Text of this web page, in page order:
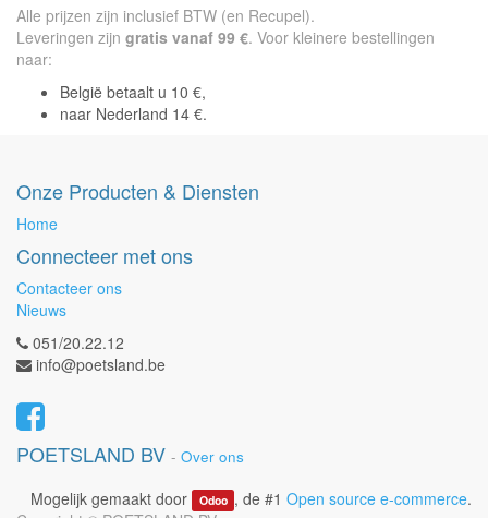
Alle prijzen zijn inclusief BTW (en Recupel).
Leveringen zijn gratis vanaf 99 €. Voor kleinere bestellingen
naar:
België betaalt u 10 €,
naar Nederland 14 €.
Onze Producten & Diensten
Home
Connecteer met ons
Contacteer ons
Nieuws
051/20.22.12
info@poetsland.be
POETSLAND BV - Over ons
Mogelijk gemaakt door Odoo , de #1 Open source e-commerce.